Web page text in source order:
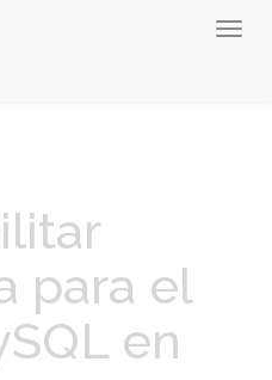
para el
en